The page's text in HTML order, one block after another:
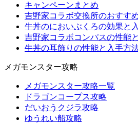
キャンペーンまとめ
吉野家コラボ交換所のおすす
牛丼のにおいぶくろの効果と
吉野家コラボコンパスの性能
牛丼の耳飾りの性能と入手方
メガモンスター攻略
メガモンスター攻略一覧
ドラゴンコープス攻略
だいおうクジラ攻略
ゆうれい船攻略